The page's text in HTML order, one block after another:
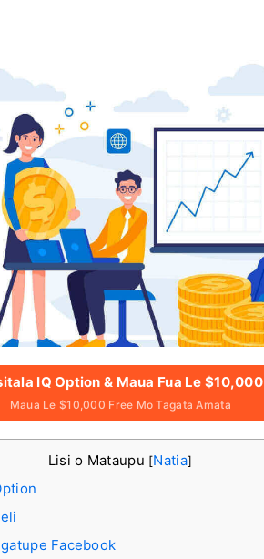
IQ Option & Maua Fua Le $10,000
Maua Le $10,000 Free Mo Tagata Amata
Lisi o Mataupu [Natia]
Facebook